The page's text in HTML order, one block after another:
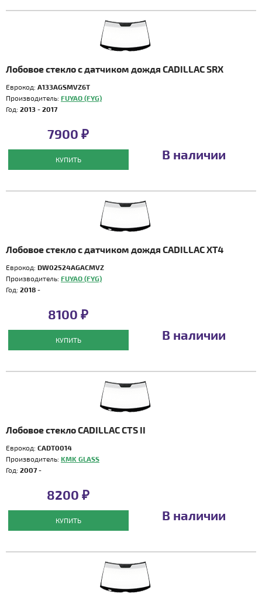
Лобовое стекло с датчиком дождя CADILLAC SRX
Еврокод: A133AGSMVZ6T
Производитель: FUYAO (FYG)
Год: 2013 - 2017
7900 ₽
КУПИТЬ В наличии
Лобовое стекло с датчиком дождя CADILLAC XT4
Еврокод: DW02524AGACMVZ
Производитель: FUYAO (FYG)
Год: 2018 -
8100 ₽
КУПИТЬ В наличии
Лобовое стекло CADILLAC CTS II
Еврокод: CADT0014
Производитель: KMK GLASS
Год: 2007 -
8200 ₽
КУПИТЬ В наличии